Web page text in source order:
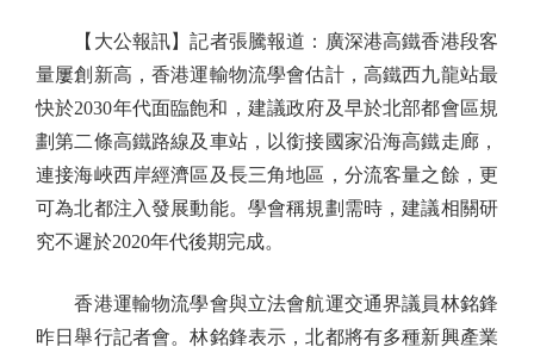
【大公報訊】記者張騰報道：廣深港高鐵香港段客
量屢創新高，香港運輸物流學會估計，高鐵西九龍站最
快於2030年代面臨飽和，建議政府及早於北部都會區規
劃第二條高鐵路線及車站，以銜接國家沿海高鐵走廊，
連接海峽西岸經濟區及長三角地區，分流客量之餘，更
可為北都注入發展動能。學會稱規劃需時，建議相關研
究不遲於2020年代後期完成。
香港運輸物流學會與立法會航運交通界議員林銘鋒
昨日舉行記者會。林銘鋒表示，北都將有多種新興產業